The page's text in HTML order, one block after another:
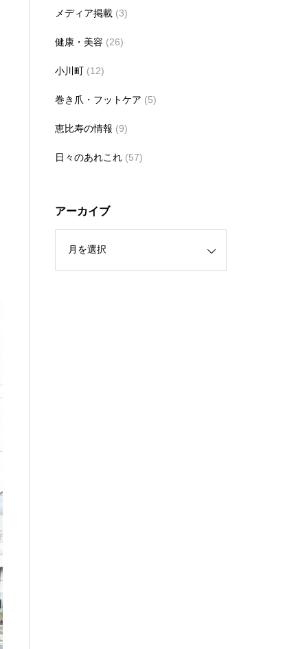
メディア掲載 (3)
健康・美容 (26)
小川町 (12)
巻き爪・フットケア (5)
恵比寿の情報 (9)
日々のあれこれ (57)
アーカイブ